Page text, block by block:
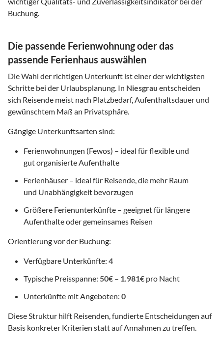
Buchung.
Die passende Ferienwohnung oder das
passende Ferienhaus auswählen
Die Wahl der richtigen Unterkunft ist einer der wichtigsten
Schritte bei der Urlaubsplanung. In Niesgrau entscheiden
sich Reisende meist nach Platzbedarf, Aufenthaltsdauer und
gewünschtem Maß an Privatsphäre.
Gängige Unterkunftsarten sind:
Ferienwohnungen (Fewos) – ideal für flexible und
gut organisierte Aufenthalte
Ferienhäuser – ideal für Reisende, die mehr Raum
und Unabhängigkeit bevorzugen
Größere Ferienunterkünfte – geeignet für längere
Aufenthalte oder gemeinsames Reisen
Orientierung vor der Buchung:
Verfügbare Unterkünfte: 4
Typische Preisspanne: 50€ – 1.981€ pro Nacht
Unterkünfte mit Angeboten: 0
Diese Struktur hilft Reisenden, fundierte Entscheidungen auf
Basis konkreter Kriterien statt auf Annahmen zu treffen.